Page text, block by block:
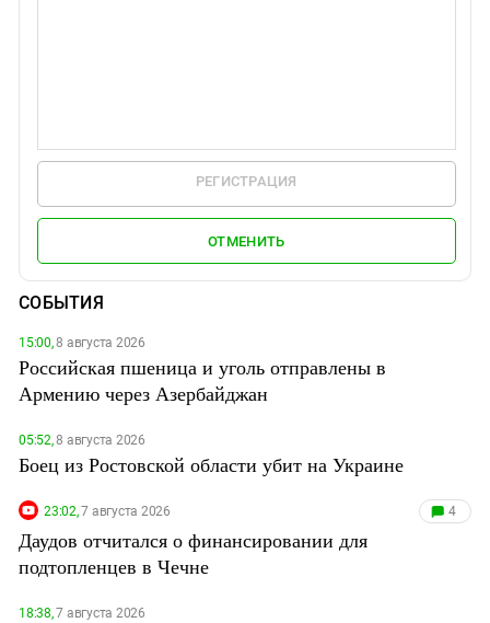
РЕГИСТРАЦИЯ
ОТМЕНИТЬ
СОБЫТИЯ
15:00,8 августа 2026
Российская пшеница и уголь отправлены в
Армению через Азербайджан
05:52,8 августа 2026
Боец из Ростовской области убит на Украине
23:02,7 августа 2026 4
Даудов отчитался о финансировании для
подтопленцев в Чечне
18:38,7 августа 2026